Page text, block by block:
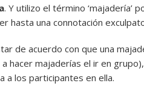
. Y utilizo el término ‘majadería’
hasta una connotación
de acuerdo con que una
hacer majaderías el ir en grupo),
a los participantes en ella.